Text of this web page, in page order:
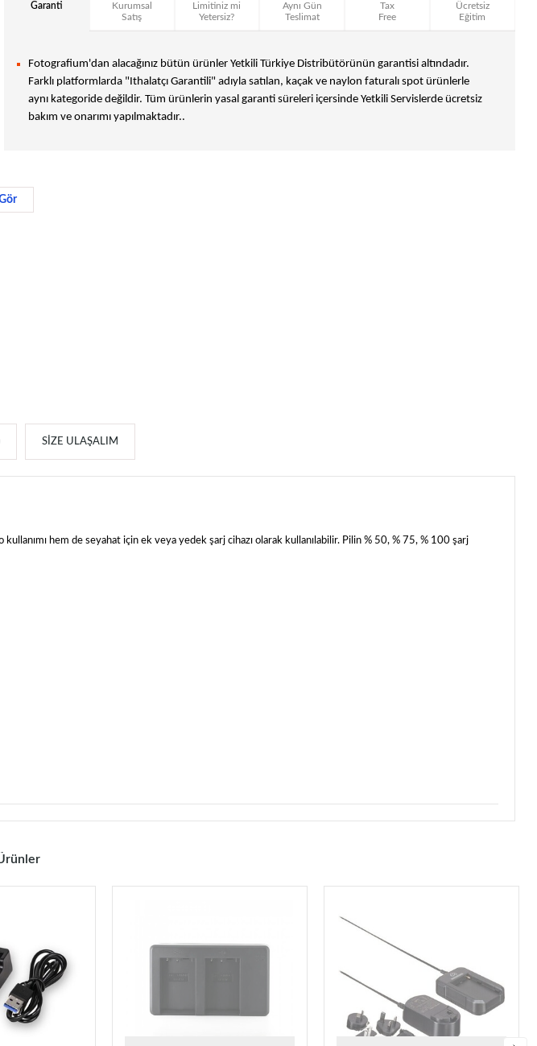
Garanti
Kurumsal
Satış
Limitiniz mi
Yetersiz?
Aynı Gün
Teslimat
Tax
Free
Ücretsiz
Eğitim
Fotografium'dan alacağınız bütün ürünler Yetkili Türkiye Distribütörünün garantisi altındadır.
Farklı platformlarda "Ithalatçı Garantili" adıyla satılan, kaçak ve naylon faturalı spot ürünlerle
aynı kategoride değildir. Tüm ürünlerin yasal garanti süreleri içersinde Yetkili Servislerde ücretsiz
bakım ve onarımı yapılmaktadır..
SIZE ULAŞALIM
hem de seyahat için ek veya yedek şarj cihazı olarak kullanılabilir. Pilin % 50, % 75, % 100 şarj